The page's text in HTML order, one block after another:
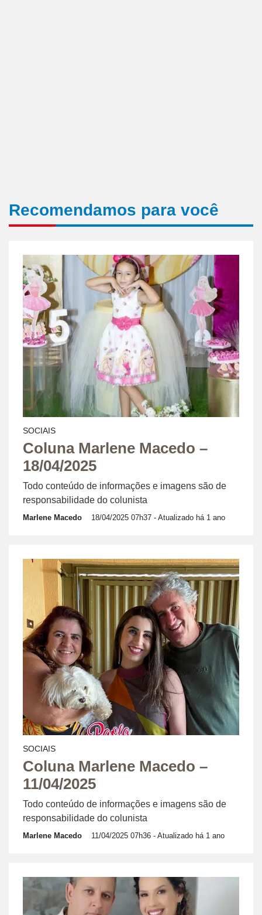
Recomendamos para você
SOCIAIS
Coluna Marlene Macedo –
18/04/2025
Todo conteúdo de informações e imagens são de
responsabilidade do colunista
Marlene Macedo 18/04/2025 07h37 - Atualizado há 1 ano
SOCIAIS
Coluna Marlene Macedo –
11/04/2025
Todo conteúdo de informações e imagens são de
responsabilidade do colunista
Marlene Macedo 11/04/2025 07h36 - Atualizado há 1 ano